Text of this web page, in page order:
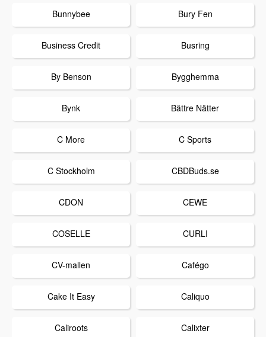
Bunnybee Bury Fen
Business Credit Busring
By Benson Bygghemma
Bynk Bättre Nätter
C More C Sports
C Stockholm CBDBuds.se
CDON CEWE
COSELLE CURLI
CV-mallen Cafégo
Cake It Easy Caliquo
Caliroots Calixter